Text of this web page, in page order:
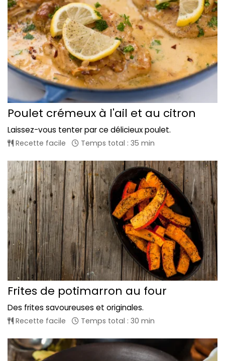
Poulet crémeux à l'ail et au citron
Laissez-vous tenter par ce délicieux poulet.
Recette facile Temps total : 35 min
Frites de potimarron au four
Des frites savoureuses et originales.
Recette facile Temps total : 30 min